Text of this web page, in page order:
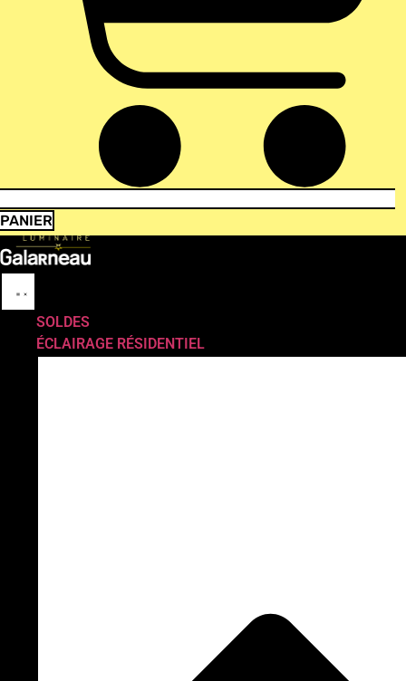
PANIER
SOLDES
ÉCLAIRAGE RÉSIDENTIEL